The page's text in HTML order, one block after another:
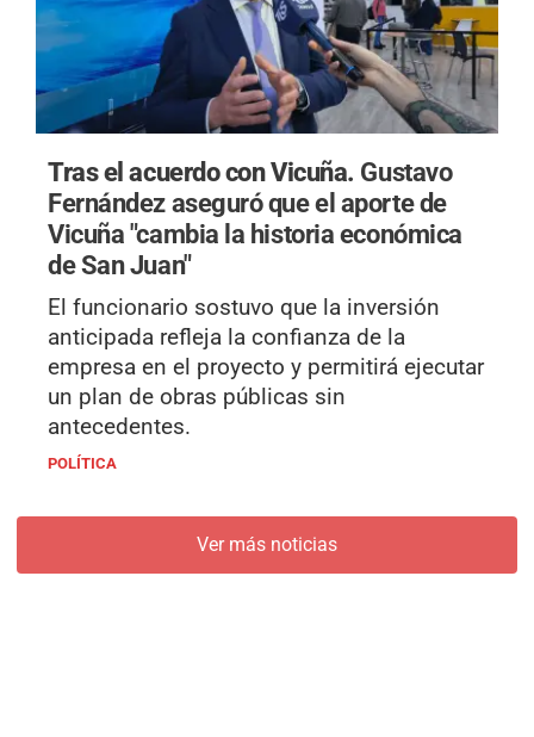
Tras el acuerdo con Vicuña. Gustavo
Fernández aseguró que el aporte de
Vicuña "cambia la historia económica
de San Juan"
El funcionario sostuvo que la inversión
anticipada refleja la confianza de la
empresa en el proyecto y permitirá ejecutar
un plan de obras públicas sin
antecedentes.
POLÍTICA
Ver más noticias